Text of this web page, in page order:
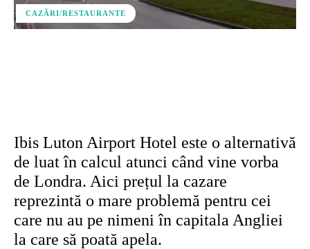
CAZĂRI/RESTAURANTE
Ibis Luton Airport Hotel este o alternativă
de luat în calcul atunci când vine vorba
de Londra. Aici prețul la cazare
reprezintă o mare problemă pentru cei
care nu au pe nimeni în capitala Angliei
la care să poată apela.